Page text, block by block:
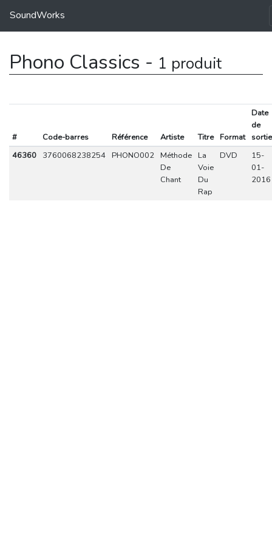
SoundWorks
Phono Classics - 1 produit
# Code-barres Référence Artiste Titre Format
Date
de
sortie
46360
3760068238254 PHONO002 Méthode
De
Chant
La
Voie
Du
Rap
DVD
15-
01-
2016